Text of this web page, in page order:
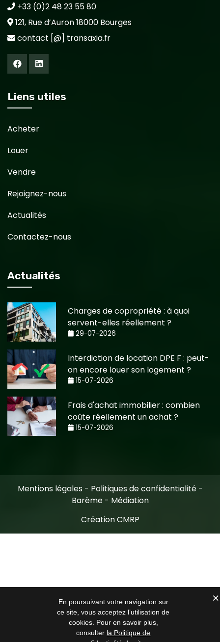
+33 (0)2 48 23 55 80
121, Rue d’Auron 18000 Bourges
contact [@] transaxia.fr
Liens utiles
Acheter
Louer
Vendre
Rejoignez-nous
Actualités
Contactez-nous
Actualités
Charges de copropriété : à quoi
servent-elles réellement ?
29-07-2026
Interdiction de location DPE F : peut-
on encore louer son logement ?
15-07-2026
Frais d'achat immobilier : combien
coûte réellement un achat ?
15-07-2026
Mentions légales - Politiques de confidentialité-
Barème- Médiation
Création CMRP
En poursuivant votre navigation sur
ce site, vous acceptez l’utilisation de
cookies. Pour en savoir plus,
consulter la Politique de